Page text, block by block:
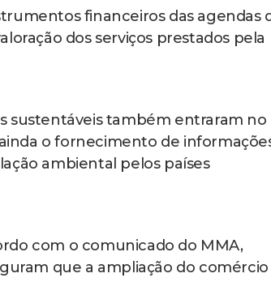
financeiros das agendas
dos serviços prestados pela
sustentáveis também entraram no
o fornecimento de
ambiental pelos países
com o comunicado do MMA,
que a ampliação do comércio